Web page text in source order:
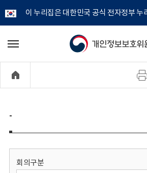
이 누리집은 대한민국 공식 전자정부 누
개
정
보
메
기
-
회의구분